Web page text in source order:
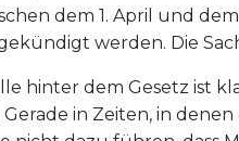
dem 1. April und
werden. Die
hinter dem Gesetz ist
in Zeiten, in